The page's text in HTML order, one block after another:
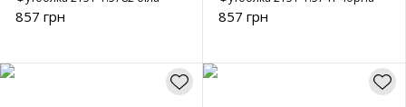
857 грн 857 грн